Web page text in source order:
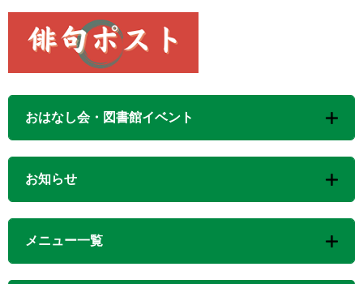
おはなし会・図書館イベント
お知らせ
メニュー一覧